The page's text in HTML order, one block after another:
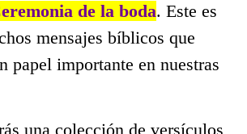
de la boda. Este es
mensajes bíblicos que
papel importante en nuestras
una colección de versículos